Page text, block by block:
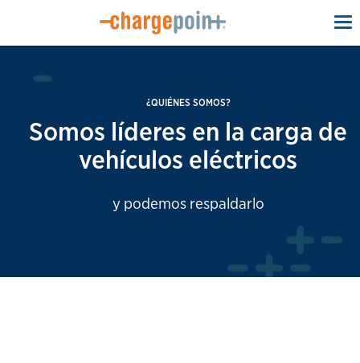
¿QUIÉNES SOMOS?
Somos líderes en la carga de
vehículos eléctricos
y podemos respaldarlo